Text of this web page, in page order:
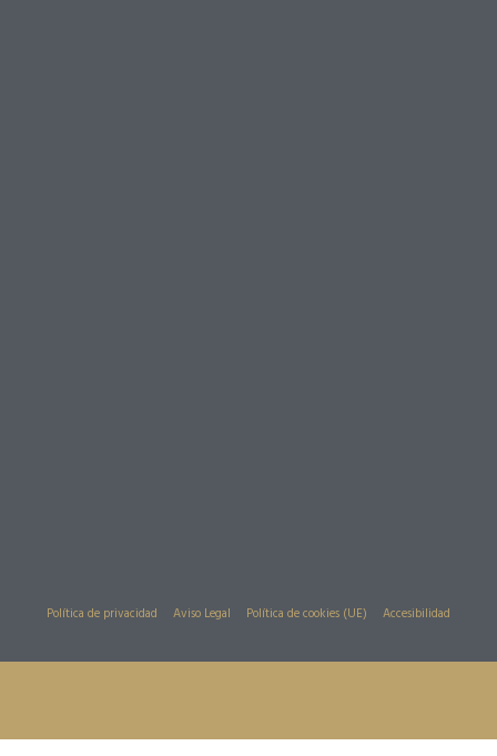
Política de privacidad Aviso Legal Política de cookies (UE) Accesibilidad